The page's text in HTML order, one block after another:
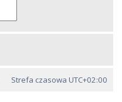
Strefa czasowa UTC+02:00